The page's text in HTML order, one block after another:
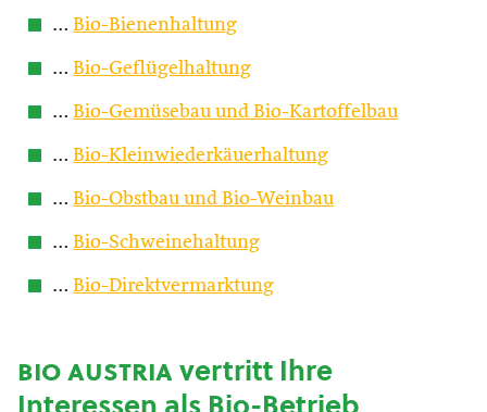
… Bio-Bienenhaltung
… Bio-Geflügelhaltung
… Bio-Gemüsebau und Bio-Kartoffelbau
… Bio-Kleinwiederkäuerhaltung
… Bio-Obstbau und Bio-Weinbau
… Bio-Schweinehaltung
… Bio-Direktvermarktung
bio austriavertritt Ihre